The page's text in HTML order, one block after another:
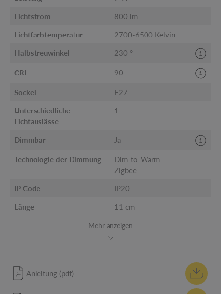
Lichtstrom 800 lm
Lichtfarbtemperatur 2700-6500 Kelvin
Halbstreuwinkel 230 °
CRI 90
Sockel E27
Unterschiedliche
Lichtauslässe
1
Dimmbar Ja
Technologie der Dimmung
Dim-to-Warm
Zigbee
IP Code IP20
Länge 11 cm
Mehr anzeigen
Anleitung (pdf)